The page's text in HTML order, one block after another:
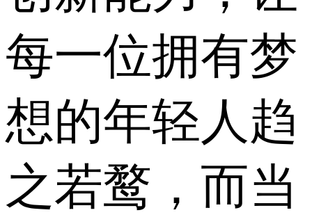
每一位拥有梦
想的年轻人趋
之若鹜，而当